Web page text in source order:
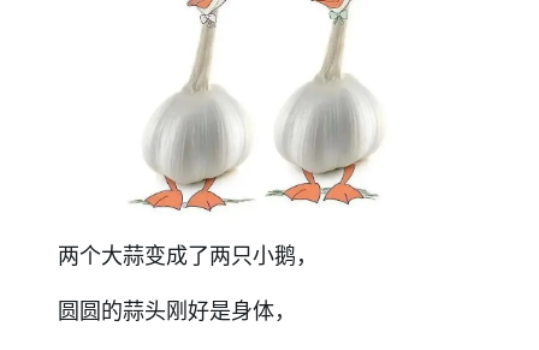
两个大蒜变成了两只小鹅，
圆圆的蒜头刚好是身体，